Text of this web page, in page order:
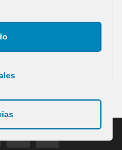
ya que por temas de trabajo
en correspondencia